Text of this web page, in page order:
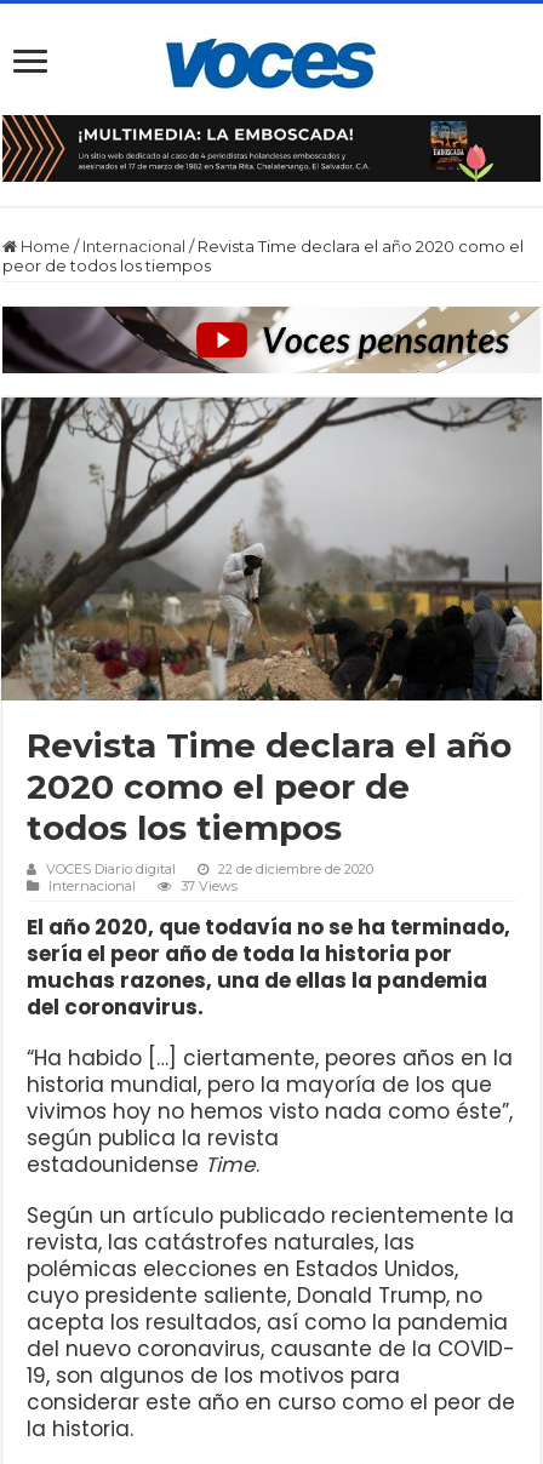
Home / Internacional / Revista Time declara el año 2020 como el
peor de todos los tiempos
Revista Time declara el año
2020 como el peor de
todos los tiempos
VOCES Diario digital
22 de diciembre de 2020
Internacional
37 Views
El año 2020, que todavía no se ha terminado,
sería el peor año de toda la historia por
muchas razones, una de ellas la pandemia
del coronavirus.
“Ha habido […] ciertamente, peores años en la
historia mundial, pero la mayoría de los que
vivimos hoy no hemos visto nada como éste”,
según publica la revista
estadounidense Time.
Según un artículo publicado recientemente la
revista, las catástrofes naturales, las
polémicas elecciones en Estados Unidos,
cuyo presidente saliente, Donald Trump, no
acepta los resultados, así como la pandemia
del nuevo coronavirus, causante de la COVID-
19, son algunos de los motivos para
considerar este año en curso como el peor de
la historia.